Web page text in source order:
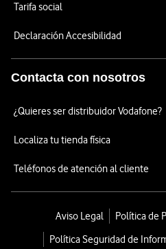
Tarifa social
Declaración Accesibilidad
Contacta con nosotros
¿Quieres ser distribuidor Vodafone?
Localiza tu tienda física
Teléfonos de atención al cliente
Aviso Legal
Política de
Política Seguridad de